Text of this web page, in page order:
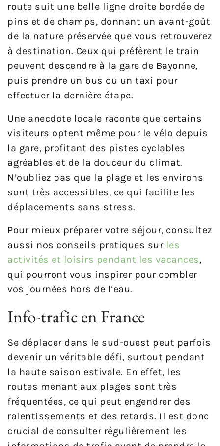
route suit une belle ligne droite bordée de
pins et de champs, donnant un avant-goût
de la nature préservée que vous retrouverez
à destination. Ceux qui préfèrent le train
peuvent descendre à la gare de Bayonne,
puis prendre un bus ou un taxi pour
effectuer la dernière étape.
Une anecdote locale raconte que certains
visiteurs optent même pour le vélo depuis
la gare, profitant des pistes cyclables
agréables et de la douceur du climat.
N’oubliez pas que la plage et les environs
sont très accessibles, ce qui facilite les
déplacements sans stress.
Pour mieux préparer votre séjour, consultez
aussi nos conseils pratiques sur les
activités et loisirs pendant les vacances,
qui pourront vous inspirer pour combler
vos journées hors de l’eau.
Info-trafic en France
Se déplacer dans le sud-ouest peut parfois
devenir un véritable défi, surtout pendant
la haute saison estivale. En effet, les
routes menant aux plages sont très
fréquentées, ce qui peut engendrer des
ralentissements et des retards. Il est donc
crucial de consulter régulièrement les